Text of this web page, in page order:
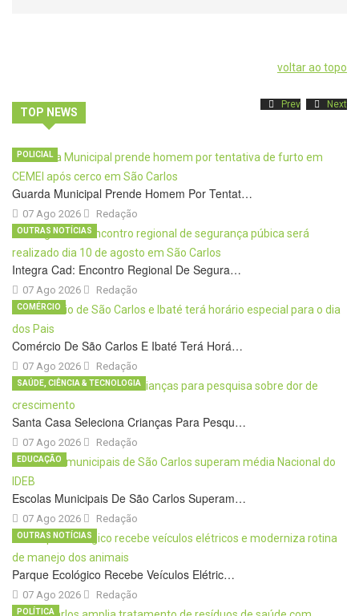
voltar ao topo
TOP NEWS
Prev Next
Guarda Municipal Prende Homem Por Tentat…
07 Ago 2026
POLICIAL
Redação
Integra Cad: Encontro Regional De Segura…
07 Ago 2026
OUTRAS NOTÍCIAS
Redação
Comércio De São Carlos E Ibaté Terá Horá…
07 Ago 2026
COMÉRCIO
Redação
Santa Casa Seleciona Crianças Para Pesqu…
07 Ago 2026
SAÚDE, CIÊNCIA & TECNOLOGIA
Redação
Escolas Municipais De São Carlos Superam…
07 Ago 2026
EDUCAÇÃO
Redação
Parque Ecológico Recebe Veículos Elétric…
07 Ago 2026
OUTRAS NOTÍCIAS
Redação
POLÍTICA